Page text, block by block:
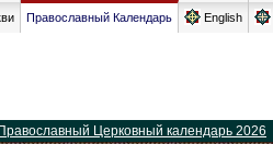
Православный Календарь English
Православный Церковный календарь 2026